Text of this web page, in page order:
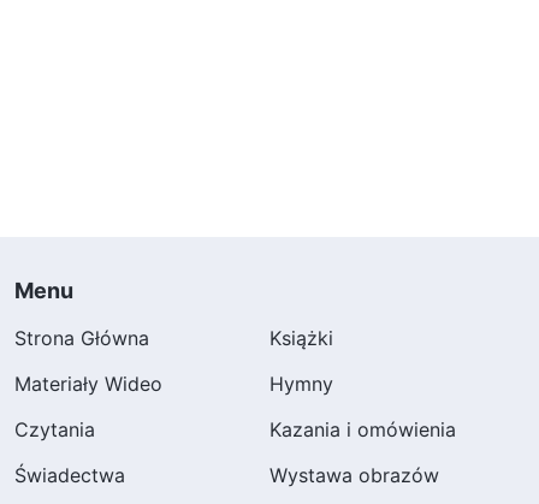
Menu
Strona Główna
Książki
Materiały Wideo
Hymny
Czytania
Kazania i omówienia
Świadectwa
Wystawa obrazów